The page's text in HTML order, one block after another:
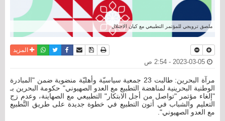
ملصق ترويجي للمؤتمر التطبيعي مع كيان الاحتلال
نسخة للطباعة
حفظ الموضوع
أرسل الى صديق
فيسبوكتويترواتسابالمزيد
مرآة البحرين: طالبت 23 جمعية سياسيّة وأهليّة منضوية ضمن "المبادرة
الوطنية البحرينية لمناهضة التطبيع مع العدو الصهيوني" حكومة البحرين بـ
"إلغاء مؤتمر "تواصل من أجل الابتكار" التطبيعي مع الصهاينة، وعدم زج
التعليم والشباب في أتون التطبيع في خطوة جديدة على طريق التَّطبيع
مع العدو الصهيوني".